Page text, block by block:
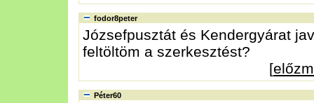
fodor8peter
Józsefpusztát és Kendergyárat
feltöltöm a szerkesztést?
[
Péter60